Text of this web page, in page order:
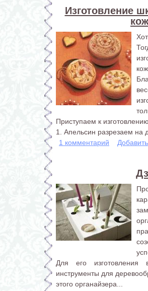
Изготовление
Приступаем к
1. Апельсин разрезаем на
1 комментарий
Для его изготовления
инструменты для
этого органайзера...